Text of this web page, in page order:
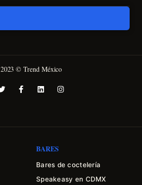
2023 © Trend México
BARES
Bares de coctelería
Speakeasy en CDMX